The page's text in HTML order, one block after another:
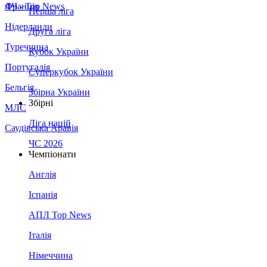
Франція
Нідерланди
Туреччина
Португалія
Бельгія
МЛС
Саудівська Аравія
ЛЧ - Top News
Перша ліга
Друга ліга
Кубок України
Суперкубок України
Збірна України
Збірні
Ліга націй
ЧС 2026
Чемпіонати
Англія
Іспанія
АПЛ Top News
Італія
Німеччина